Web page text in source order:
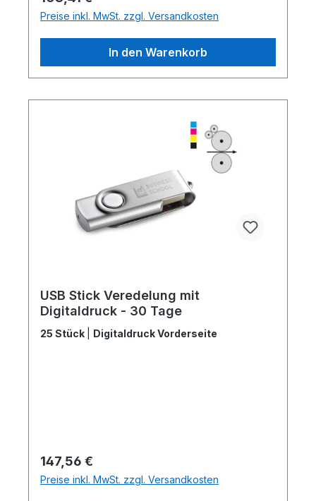
Preise inkl. MwSt. zzgl. Versandkosten
In den Warenkorb
USB Stick Veredelung mit
Digitaldruck - 30 Tage
25 Stück Digitaldruck Vorderseite
Regulärer Preis:
147,56 €
Preise inkl. MwSt. zzgl. Versandkosten